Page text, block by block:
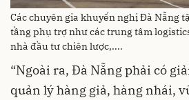
Các chuyên gia khuyến nghị Đà Nẵng
tầng phụ trợ như các trung tâm
nhà đầu tư chiên lược,....
“Ngoài ra, Đà Nẵng phải có
quản lý hàng giả, hàng nhái,